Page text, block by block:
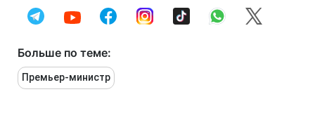
Больше по теме:
Премьер-министр